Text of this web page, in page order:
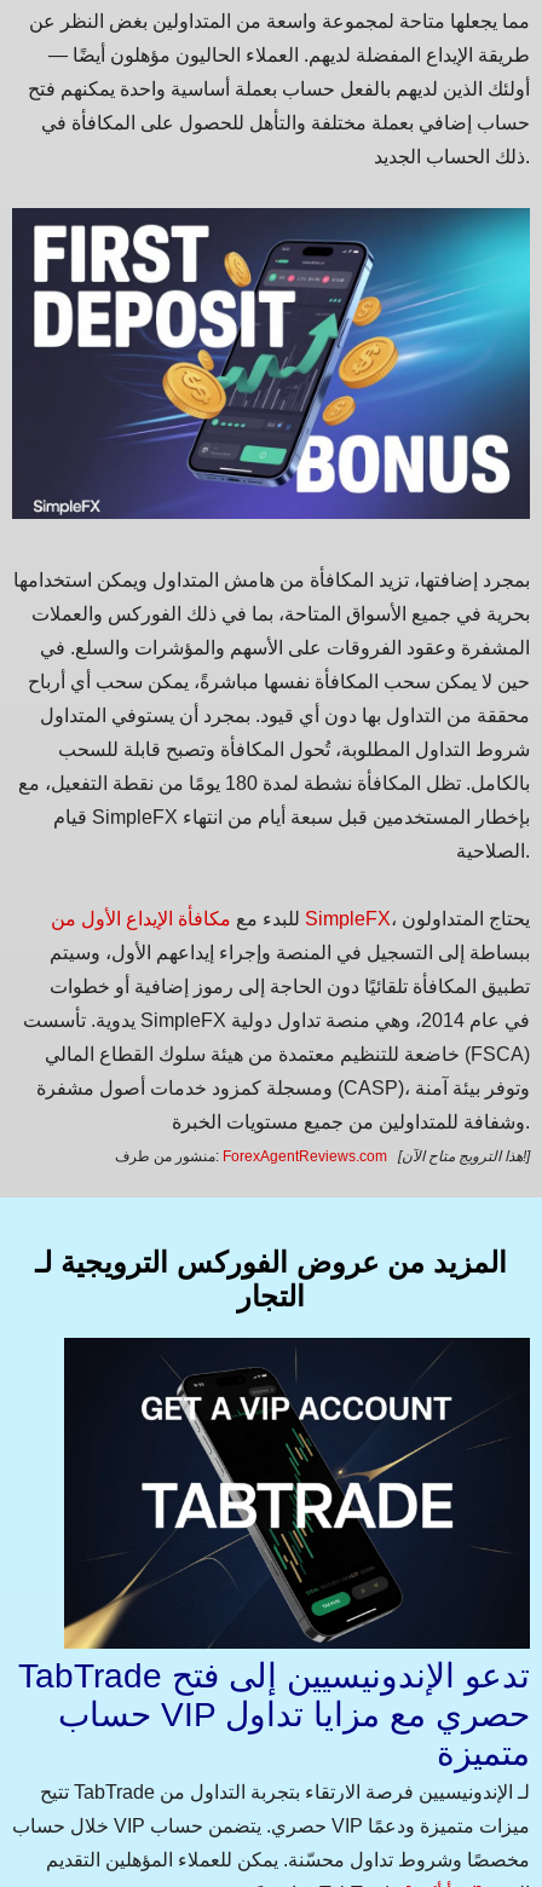
مما يجعلها متاحة لمجموعة واسعة من المتداولين بغض النظر عن
طريقة الإيداع المفضلة لديهم. العملاء الحاليون مؤهلون أيضًا —
أولئك الذين لديهم بالفعل حساب بعملة أساسية واحدة يمكنهم فتح
حساب إضافي بعملة مختلفة والتأهل للحصول على المكافأة في
ذلك الحساب الجديد.
بمجرد إضافتها، تزيد المكافأة من هامش المتداول ويمكن استخدامها
بحرية في جميع الأسواق المتاحة، بما في ذلك الفوركس والعملات
المشفرة وعقود الفروقات على الأسهم والمؤشرات والسلع. في
حين لا يمكن سحب المكافأة نفسها مباشرةً، يمكن سحب أي أرباح
محققة من التداول بها دون أي قيود. بمجرد أن يستوفي المتداول
شروط التداول المطلوبة، تُحول المكافأة وتصبح قابلة للسحب
بالكامل. تظل المكافأة نشطة لمدة 180 يومًا من نقطة التفعيل، مع
قيام SimpleFX بإخطار المستخدمين قبل سبعة أيام من انتهاء
الصلاحية.
للبدء مع مكافأة الإيداع الأول من SimpleFX، يحتاج المتداولون
ببساطة إلى التسجيل في المنصة وإجراء إيداعهم الأول، وسيتم
تطبيق المكافأة تلقائيًا دون الحاجة إلى رموز إضافية أو خطوات
يدوية. تأسست SimpleFX في عام 2014، وهي منصة تداول دولية
خاضعة للتنظيم معتمدة من هيئة سلوك القطاع المالي (FSCA)
ومسجلة كمزود خدمات أصول مشفرة (CASP)، وتوفر بيئة آمنة
وشفافة للمتداولين من جميع مستويات الخبرة.
منشور من طرف: ForexAgentReviews.com [هذا الترويج متاح الآن!]
المزيد من عروض الفوركس الترويجية لـ
التجار
TabTrade تدعو الإندونيسيين إلى فتح
حساب VIP حصري مع مزايا تداول
متميزة
تتيح TabTrade لـ الإندونيسيين فرصة الارتقاء بتجربة التداول من
خلال حساب VIP حصري. يتضمن حساب VIP ميزات متميزة ودعمًا
مخصصًا وشروط تداول محسّنة. يمكن للعملاء المؤهلين التقديم